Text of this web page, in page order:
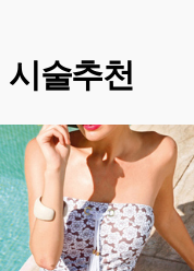
시술추천